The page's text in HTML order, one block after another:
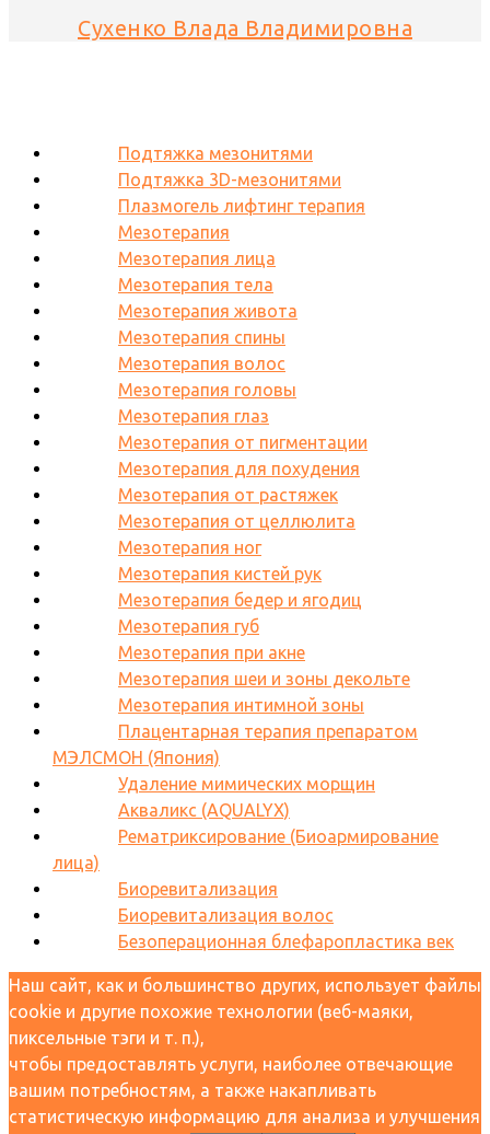
Сухенко Влада Владимировна
Подтяжка мезонитями
Подтяжка 3D-мезонитями
Плазмогель лифтинг терапия
Мезотерапия
Мезотерапия лица
Мезотерапия тела
Мезотерапия живота
Мезотерапия спины
Мезотерапия волос
Мезотерапия головы
Мезотерапия глаз
Мезотерапия от пигментации
Мезотерапия для похудения
Мезотерапия от растяжек
Мезотерапия от целлюлита
Мезотерапия ног
Мезотерапия кистей рук
Мезотерапия бедер и ягодиц
Мезотерапия губ
Мезотерапия при акне
Мезотерапия шеи и зоны декольте
Мезотерапия интимной зоны
Плацентарная терапия препаратом
МЭЛСМОН (Япония)
Удаление мимических морщин
Акваликс (AQUALYX)
Рематриксирование (Биоармирование
лица)
Биоревитализация
Биоревитализация волос
Безоперационная блефаропластика век
Наш сайт, как и большинство других, использует файлы
cookie и другие похожие технологии (веб-маяки,
пиксельные тэги и т. п.),
чтобы предоставлять услуги, наиболее отвечающие
вашим потребностям, а также накапливать
статистическую информацию для анализа и улучшения